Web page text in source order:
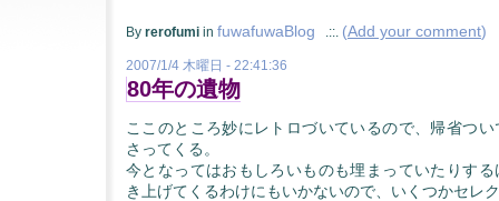
By rerofumi in fuwafuwaBlog .::. (Add your comment)
2007/1/4 木曜日 - 22:41:36
80年の遺物
ここのところ妙にレトロづいているので、帰省つ
さってくる。
今となってはおもしろいものも埋まっていたりす
き上げてくるわけにもいかないので、いくつかセレ